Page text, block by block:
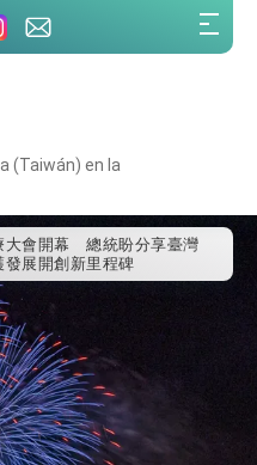
(Taiwán) en la
利桑納州設立「駐鳳凰城辦
台美交流合作
大會開幕 總統盼分享臺灣
展開創新里程碑
影片「台灣醫療點亮世界」
康產業展」預告短片，向
健康的創新能量
國談話 強調臺灣人有權利
近國家共同維護國際秩序
達史瓦帝尼王國進行國是
茶敘 盼化分歧為團結、為